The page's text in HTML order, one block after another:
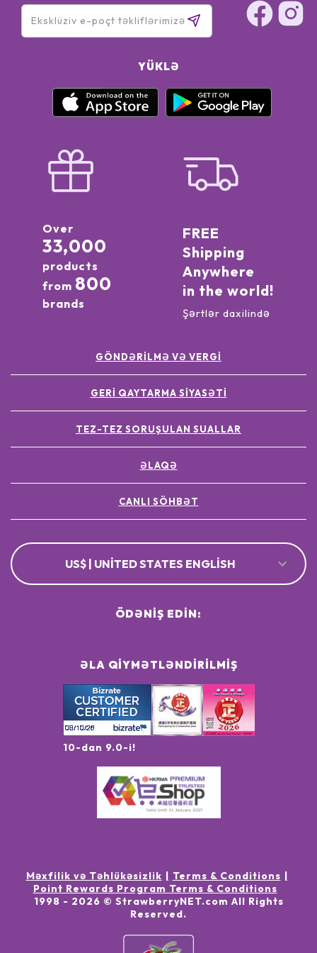
YÜKLƏ
Over
33,000
products
from 800
brands
FREE
Shipping
Anywhere
in the world!
Şərtlər daxilində
GÖNDƏRILMƏ VƏ VERGI
GERI QAYTARMA SIYASƏTI
TEZ-TEZ SORUŞULAN SUALLAR
ƏLAQƏ
CANLI SÖHBƏT
US$ | UNITED STATES ENGLISH
ƏLA QIYMƏTLƏNDIRILMIŞ
10-dan 9.0-i!
ÖDƏNIŞ EDIN:
Məxfilik və Təhlükəsizlik
Terms & Conditions
Point Rewards Program Terms & Conditions
1998 - 2026 © StrawberryNET.com All Rights
Reserved.